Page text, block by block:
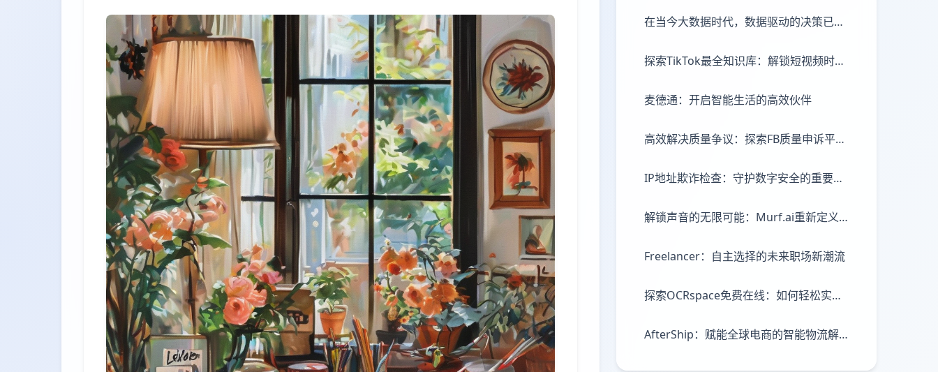
在当今大数据时代，数据驱动的决策已经成为企业发展、营销策略制定的重要依据。巨量算数，作为一款强大的数据处理和分析工具，凭借其先进的技术能力，为用户提供了从数据收集、处理到分析、报告的一站式服务体验。巨量算数不仅能够帮助商家、机构等快速理解市场趋势，还能深入洞察消费者行为，为决策提供精准的数据支持。它通过高效的数据处理技术，支持多源数据的整合，使得庞大的数据量在短时间内即可转化为有价值的见解。
探索TikTok最全知识库：解锁短视频时代的无限可能
麦德通：开启智能生活的高效伙伴
高效解决质量争议：探索FB质量申诉平台的优势与价值
IP地址欺诈检查：守护数字安全的重要防线
解锁声音的无限可能：Murf.ai重新定义语音生成体验
Freelancer：自主选择的未来职场新潮流
探索OCRspace免费在线：如何轻松实现图片文字转换与整合
AfterShip：赋能全球电商的智能物流解决方案